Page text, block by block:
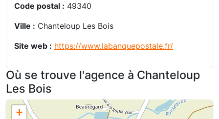
Code postal : 49340
Ville : Chanteloup Les Bois
Site web : https://www.labanquepostale.fr/
Où se trouve l'agence à Chanteloup
Les Bois
+